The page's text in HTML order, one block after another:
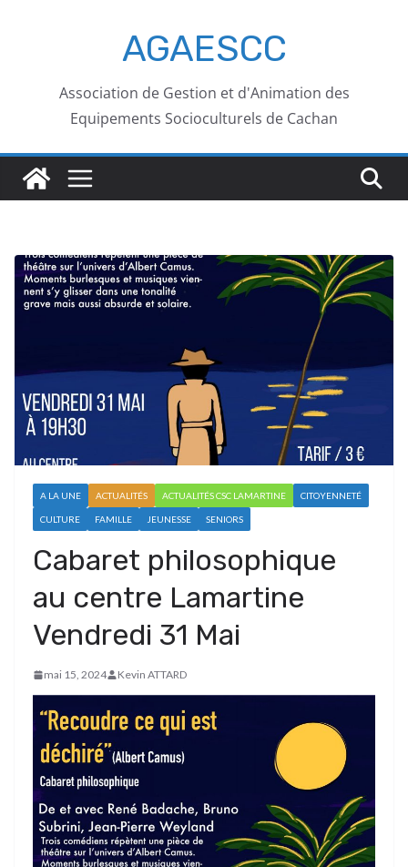
AGAESCC
Association de Gestion et d'Animation des
Equipements Socioculturels de Cachan
A LA UNE ACTUALITÉS ACTUALITÉS CSC LAMARTINE CITOYENNETÉ
CULTURE FAMILLE JEUNESSE SENIORS
Cabaret philosophique
au centre Lamartine
Vendredi 31 Mai
mai 15, 2024 Kevin ATTARD